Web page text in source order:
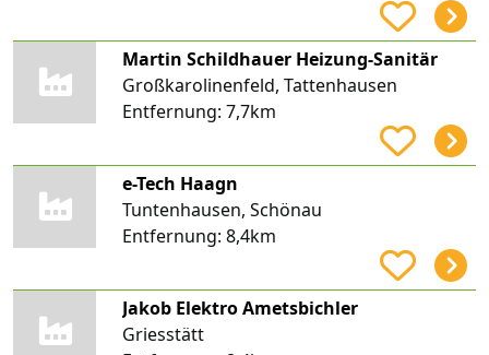
Martin Schildhauer Heizung-Sanitär
Großkarolinenfeld, Tattenhausen
Entfernung: 7,7km
e-Tech Haagn
Tuntenhausen, Schönau
Entfernung: 8,4km
Jakob Elektro Ametsbichler
Griesstätt